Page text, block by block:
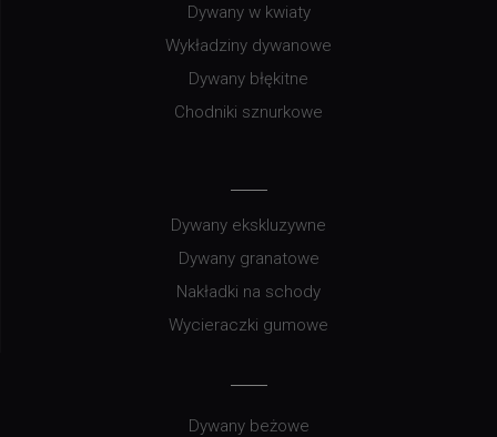
Dywany w kwiaty
Wykładziny dywanowe
Dywany błękitne
Chodniki sznurkowe
Dywany ekskluzywne
Dywany granatowe
Nakładki na schody
Wycieraczki gumowe
Dywany beżowe